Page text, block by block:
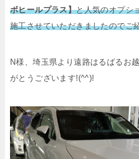
ボヒールプラス】と人気のオプシ
施工させていただきましたのでご
N様、埼玉県より遠路はるばるお
がとうございます!(^^)!